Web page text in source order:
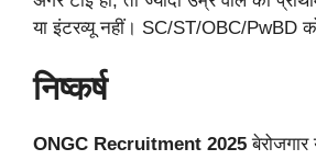
या इंटरव्यू नहीं। SC/ST/OBC/PwBD
निष्कर्ष
ONGC Recruitment 2025